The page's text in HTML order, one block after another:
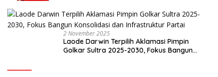
2 November 2025
Laode Darwin Terpilih Aklamasi Pimpin
Golkar Sultra 2025-2030, Fokus Bangun